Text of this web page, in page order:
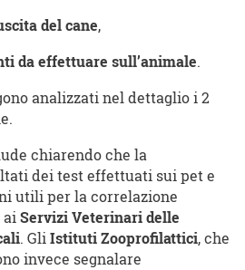
del cane,
da effettuare sull’animale.
analizzati nel dettaglio i 2
chiarendo che la
dei test effettuati sui pet e
utili per la correlazione
ai Servizi Veterinari delle
. Gli Istituti Zooprofilattici, che
invece segnalare